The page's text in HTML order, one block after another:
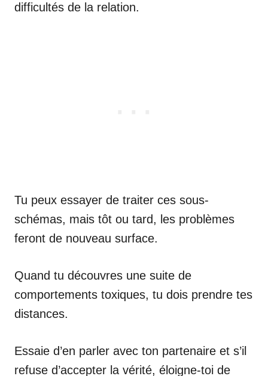
difficultés de la relation.
Tu peux essayer de traiter ces sous-
schémas, mais tôt ou tard, les problèmes
feront de nouveau surface.
Quand tu découvres une suite de
comportements toxiques, tu dois prendre tes
distances.
Essaie d’en parler avec ton partenaire et s’il
refuse d’accepter la vérité, éloigne-toi de